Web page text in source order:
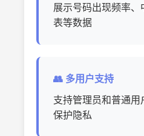
展示号码出现频率、
表等数据
👥 多用户支持
支持管理员和普通
保护隐私